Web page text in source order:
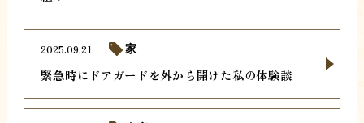
緊急時にドアガードを外から開けた私の体験談
2025.09.21 家